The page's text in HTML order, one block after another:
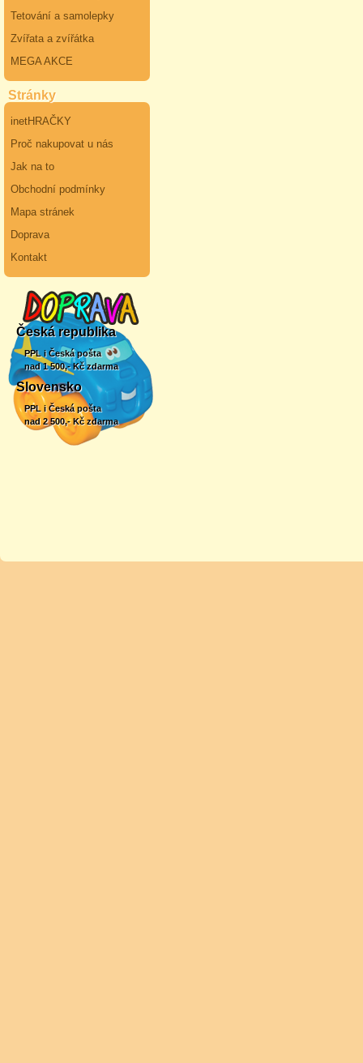
Tetování a samolepky
Zvířata a zvířátka
MEGA AKCE
Stránky
inetHRAČKY
Proč nakupovat u nás
Jak na to
Obchodní podmínky
Mapa stránek
Doprava
Kontakt
Česká republika
PPL i Česká pošta
nad 1 500,- Kč zdarma
Slovensko
PPL i Česká pošta
nad 2 500,- Kč zdarma